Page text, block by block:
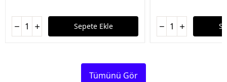
Sepete Ekle
Tümünü Gör